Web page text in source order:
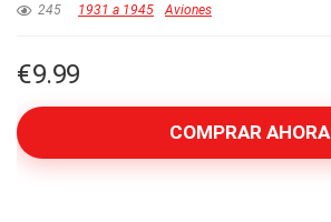
245 1931 a 1945 Aviones
€9.99
COMPRAR AHORA